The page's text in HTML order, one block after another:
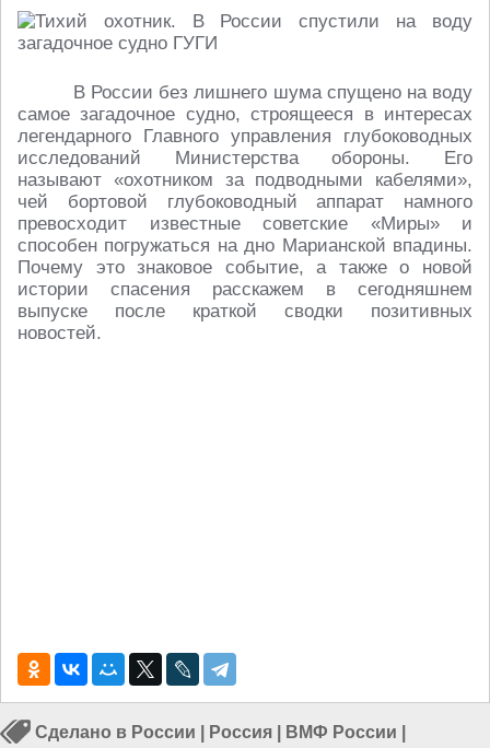
В России без лишнего шума спущено на воду
самое загадочное судно, строящееся в интересах
легендарного Главного управления глубоководных
исследований Министерства обороны. Его
называют «охотником за подводными кабелями»,
чей бортовой глубоководный аппарат намного
превосходит известные советские «Миры» и
способен погружаться на дно Марианской впадины.
Почему это знаковое событие, а также о новой
истории спасения расскажем в сегодняшнем
выпуске после краткой сводки позитивных
новостей.
Сделано в России Россия ВМФ России